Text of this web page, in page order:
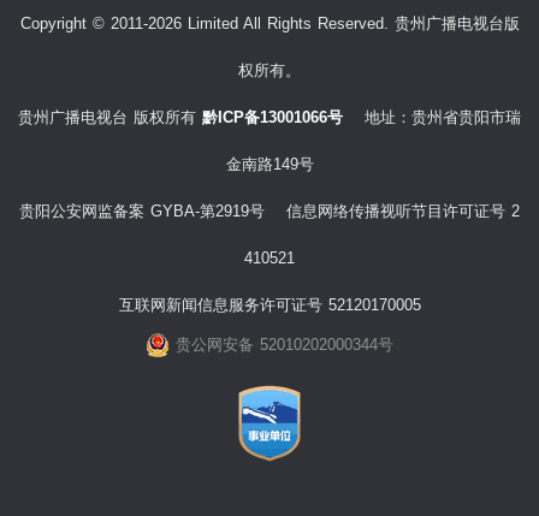
Copyright © 2011-2026 Limited All Rights Reserved. 贵州广播电视台版
权所有。
贵州广播电视台 版权所有 黔ICP备13001066号 地址：贵州省贵阳市瑞
金南路149号
贵阳公安网监备案 GYBA-第2919号 信息网络传播视听节目许可证号 2
410521
互联网新闻信息服务许可证号 52120170005
贵公网安备 52010202000344号